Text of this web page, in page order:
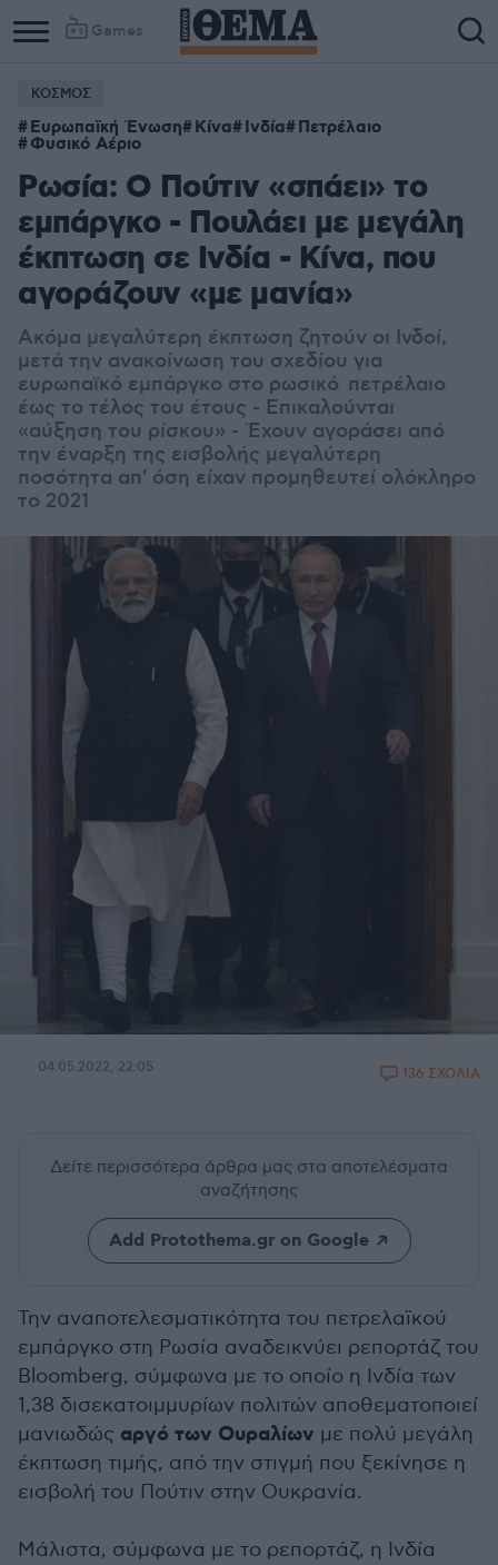
Games
ΚΟΣΜΟΣ
Ευρωπαϊκή Ένωση Κίνα Ινδία Πετρέλαιο
Φυσικό Αέριο
Ρωσία: Ο Πούτιν «σπάει» το
εμπάργκο - Πουλάει με μεγάλη
έκπτωση σε Ινδία - Κίνα, που
αγοράζουν «με μανία»
Ακόμα μεγαλύτερη έκπτωση ζητούν οι Ινδοί,
μετά την ανακοίνωση του σχεδίου για
ευρωπαϊκό εμπάργκο στο ρωσικό πετρέλαιο
έως το τέλος του έτους - Επικαλούνται
«αύξηση του ρίσκου» - Έχουν αγοράσει από
την έναρξη της εισβολής μεγαλύτερη
ποσότητα απ' όση είχαν προμηθευτεί ολόκληρο
το 2021
04.05.2022, 22:05 136 ΣΧΟΛΙΑ
Δείτε περισσότερα άρθρα μας στα αποτελέσματα
αναζήτησης
Add Protothema.gr on Google
Την αναποτελεσματικότητα του πετρελαϊκού
εμπάργκο στη Ρωσία αναδεικνύει ρεπορτάζ του
Bloomberg, σύμφωνα με το οποίο η Ινδία των
1,38 δισεκατοιμμυρίων πολιτών αποθεματοποιεί
μανιωδώς αργό των Ουραλίων με πολύ μεγάλη
έκπτωση τιμής, από την στιγμή που ξεκίνησε η
εισβολή του Πούτιν στην Ουκρανία.
Μάλιστα, σύμφωνα με το ρεπορτάζ, η Ινδία